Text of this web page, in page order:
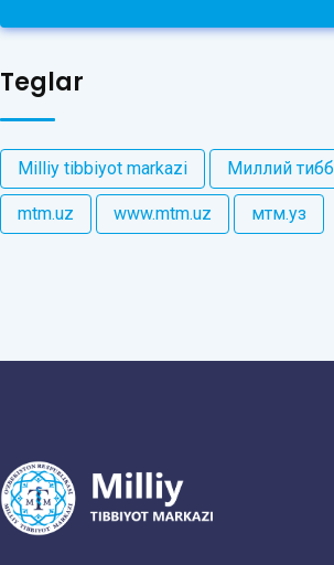
Teglar
Milliy tibbiyot markazi Миллий
mtm.uz www.mtm.uz мтм.уз